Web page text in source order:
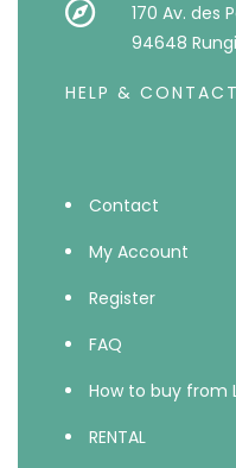
170 Av. des
94648
HELP & CONTACT
Contact
My Account
Register
FAQ
How to buy from
RENTAL